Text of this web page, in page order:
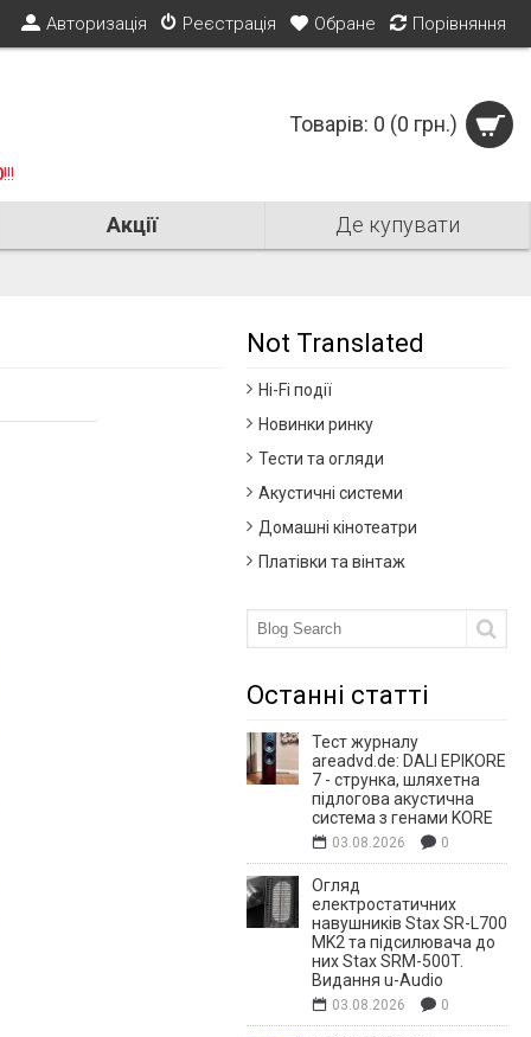
Авторизація Реєстрація Обране Порівняння
!!!
Товарів: 0 (0 грн.)
Акції Де купувати
Not Translated
Hi-Fi події
Новинки ринку
Тести та огляди
Акустичні системи
Домашні кінотеатри
Платівки та вінтаж
Останні статті
Тест журналу
areadvd.de: DALI EPIKORE
7 - струнка, шляхетна
підлогова акустична
система з генами KORE
03.08.2026 0
Огляд
електростатичних
навушників Stax SR-L700
MK2 та підсилювача до
них Stax SRM-500T.
Видання u-Audio
03.08.2026 0